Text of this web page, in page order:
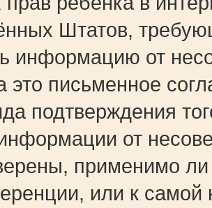
Штатов,
информацию от
это письменное
подтверждения
от
применимо ли
или к самой